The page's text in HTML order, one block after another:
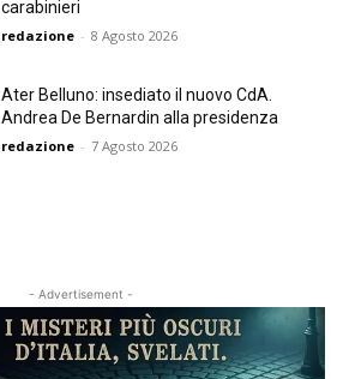
carabinieri
redazione - 8 Agosto 2026
Ater Belluno: insediato il nuovo CdA.
Andrea De Bernardin alla presidenza
redazione - 7 Agosto 2026
- Advertisement -